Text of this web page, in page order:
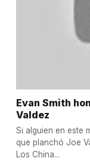
Evan Smith
Valdez
Si alguien en este
que planchó Joe
Los China...